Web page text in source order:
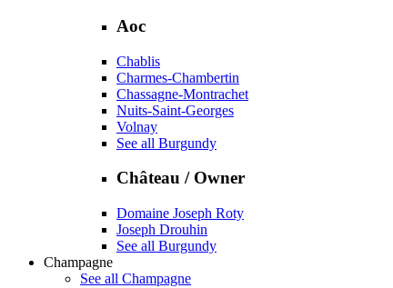
Aoc
Chablis
Charmes-Chambertin
Chassagne-Montrachet
Nuits-Saint-Georges
Volnay
See all Burgundy
Château / Owner
Domaine Joseph Roty
Joseph Drouhin
See all Burgundy
Champagne
See all Champagne